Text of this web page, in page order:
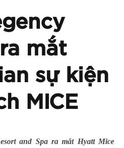
mắt
sự kiện
MICE
and Spa ra mắt Hyatt Mice